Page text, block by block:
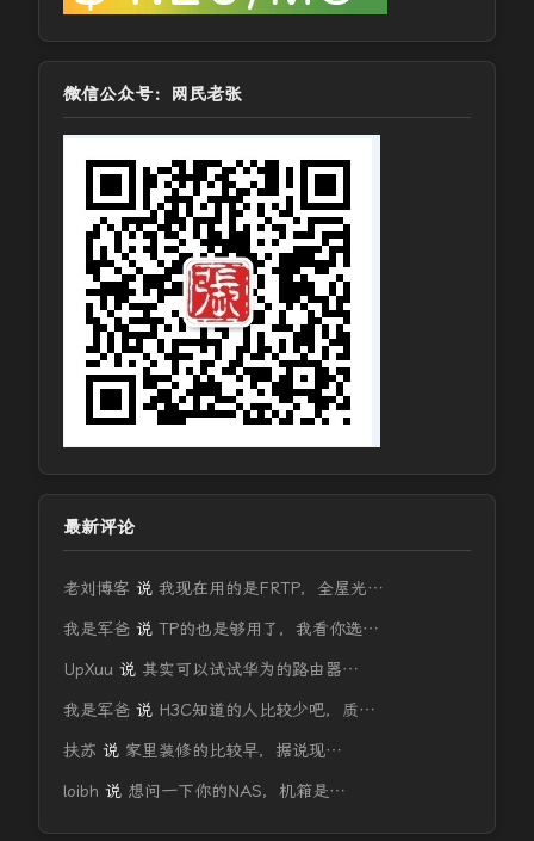
微信公众号：网民老张
最新评论
老刘博客 说 我现在用的是FRTP，全屋光…
我是军爸 说 TP的也是够用了，我看你选…
UpXuu 说 其实可以试试华为的路由器…
我是军爸 说 H3C知道的人比较少吧，质…
扶苏 说 家里装修的比较早，据说现…
loibh 说 想问一下你的NAS，机箱是…